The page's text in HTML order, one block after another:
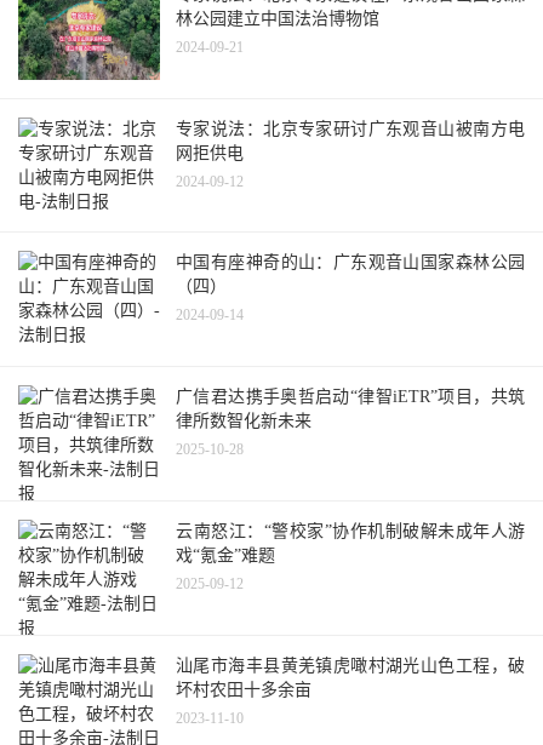
林公园建立中国法治博物馆
2024-09-21
专家说法：北京专家研讨广东观音山被南方电
网拒供电
2024-09-12
中国有座神奇的山：广东观音山国家森林公园
（四）
2024-09-14
广信君达携手奥哲启动“律智iETR”项目，共筑
律所数智化新未来
2025-10-28
云南怒江：“警校家”协作机制破解未成年人游
戏“氪金”难题
2025-09-12
汕尾市海丰县黄羌镇虎噉村湖光山色工程，破
坏村农田十多余亩
2023-11-10